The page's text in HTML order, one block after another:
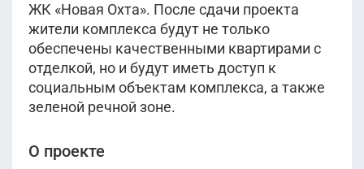
ЖК «Новая Охта». После сдачи проекта
жители комплекса будут не только
обеспечены качественными квартирами с
отделкой, но и будут иметь доступ к
социальным объектам комплекса, а также
зеленой речной зоне.
О проекте